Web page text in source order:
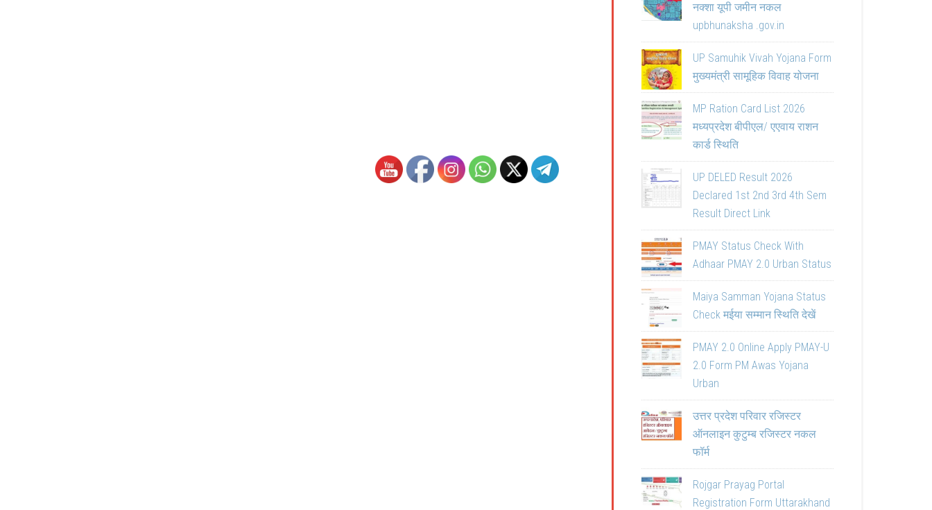
नक्शा यूपी जमीन नकल
upbhunaksha .gov.in
UP Samuhik Vivah Yojana Form
मुख्यमंत्री सामूहिक विवाह योजना
MP Ration Card List 2026
मध्यप्रदेश बीपीएल/ एएवाय राशन
कार्ड स्थिति
UP DELED Result 2026
Declared 1st 2nd 3rd 4th Sem
Result Direct Link
PMAY Status Check With
Adhaar PMAY 2.0 Urban Status
Maiya Samman Yojana Status
Check मईया सम्मान स्थिति देखें
PMAY 2.0 Online Apply PMAY-U
2.0 Form PM Awas Yojana
Urban
उत्तर प्रदेश परिवार रजिस्टर
ऑनलाइन कुटुम्ब रजिस्टर नकल
फॉर्म
Rojgar Prayag Portal
Registration Form Uttarakhand